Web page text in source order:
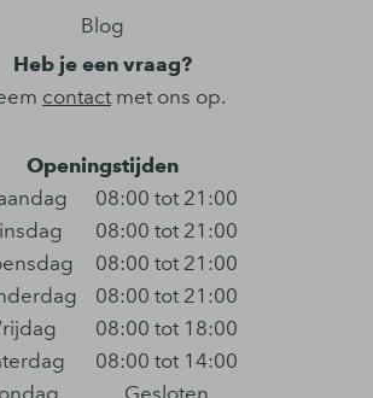
Blog
Heb je een vraag?
contact met ons op.
Openingstijden
08:00 tot 21:00
08:00 tot 21:00
08:00 tot 21:00
08:00 tot 21:00
08:00 tot 18:00
08:00 tot 14:00